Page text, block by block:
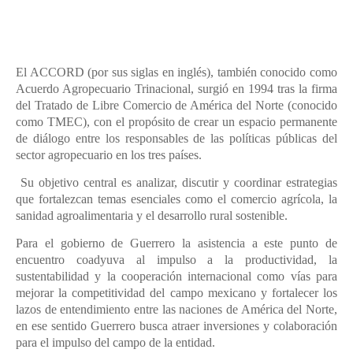
El ACCORD (por sus siglas en inglés), también conocido como
Acuerdo Agropecuario Trinacional, surgió en 1994 tras la firma
del Tratado de Libre Comercio de América del Norte (conocido
como TMEC), con el propósito de crear un espacio permanente
de diálogo entre los responsables de las políticas públicas del
sector agropecuario en los tres países.
Su objetivo central es analizar, discutir y coordinar estrategias
que fortalezcan temas esenciales como el comercio agrícola, la
sanidad agroalimentaria y el desarrollo rural sostenible.
Para el gobierno de Guerrero la asistencia a este punto de
encuentro coadyuva al impulso a la productividad, la
sustentabilidad y la cooperación internacional como vías para
mejorar la competitividad del campo mexicano y fortalecer los
lazos de entendimiento entre las naciones de América del Norte,
en ese sentido Guerrero busca atraer inversiones y colaboración
para el impulso del campo de la entidad.